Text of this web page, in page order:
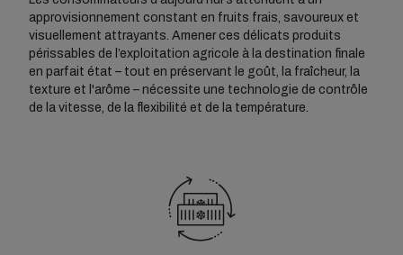
approvisionnement constant en fruits frais, savoureux et
visuellement attrayants. Amener ces délicats produits
périssables de l’exploitation agricole à la destination finale
en parfait état – tout en préservant le goût, la fraîcheur, la
texture et l'arôme – nécessite une technologie de contrôle
de la vitesse, de la flexibilité et de la température.